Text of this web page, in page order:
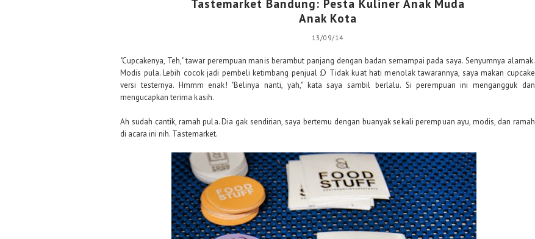
Tastemarket Bandung: Pesta Kuliner Anak Muda
Anak Kota
13/09/14
"Cupcakenya, Teh," tawar perempuan manis berambut panjang dengan badan semampai pada saya. Senyumnya alamak.
Modis pula. Lebih cocok jadi pembeli ketimbang penjual :D Tidak kuat hati menolak tawarannya, saya makan cupcake
versi testernya. Hmmm enak! "Belinya nanti, yah," kata saya sambil berlalu. Si perempuan ini mengangguk dan
mengucapkan terima kasih.
Ah sudah cantik, ramah pula. Dia gak sendirian, saya bertemu dengan buanyak sekali perempuan ayu, modis, dan ramah
di acara ini nih. Tastemarket.